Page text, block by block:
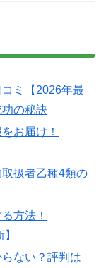
ミ【2026年最
の秘訣
お届け！
扱者乙種4類の
方法！
ない？評判は